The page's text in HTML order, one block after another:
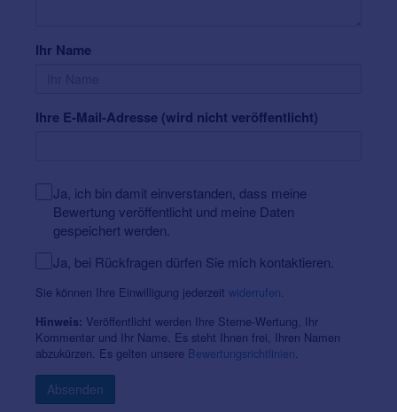
Ihr Name
Ihre E-Mail-Adresse (wird nicht veröffentlicht)
Ja, ich bin damit einverstanden, dass meine
Bewertung veröffentlicht und meine Daten
gespeichert werden.
Ja, bei Rückfragen dürfen Sie mich kontaktieren.
Sie können Ihre Einwilligung jederzeit widerrufen
Hinweis: Veröffentlicht werden Ihre Sterne-Wertung, Ihr
Kommentar und Ihr Name. Es steht Ihnen frei, Ihren Namen
abzukürzen. Es gelten unsere Bewertungsrichtlinien
Absenden